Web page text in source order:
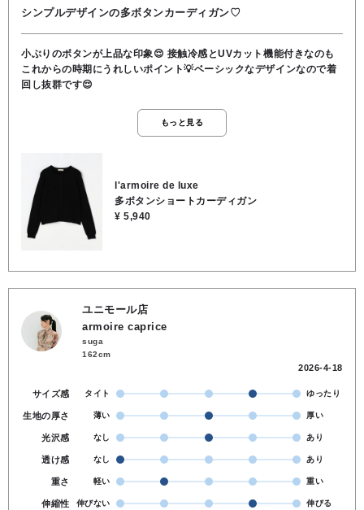
シンプルデザインの多ボタンカーディガン♡
小ぶりのボタンが上品な印象😌 接触冷感とUVカット機能付きなのも
これからの時期にうれしいポイント💡ベーシックなデザインなので着
回し抜群です😌
もっと見る
l'armoire de luxe
多ボタンショートカーディガン
¥ 5,940
ユニモール店
armoire caprice
suga
162cm
2026-4-18
サイズ感 タイト ゆったり
生地の厚さ 薄い 厚い
光沢感 なし あり
透け感 なし あり
重さ 軽い 重い
伸縮性 伸びない 伸びる